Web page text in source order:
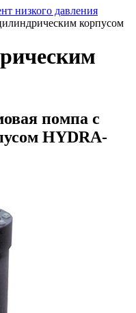
низкого давления
корпусом
помпа c
HYDRA-